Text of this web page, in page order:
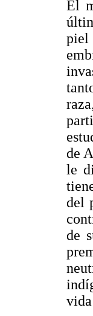
El
piel
de
le
del
de